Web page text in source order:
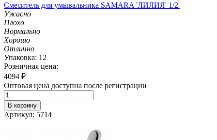
Смеситель для умывальника SAMARA 'ЛИЛИЯ' 1/2'
Ужасно
Плохо
Нормально
Хорошо
Отлично
Упаковка: 12
Розничная цена:
4094 ₽
Оптовая цена доступна после регистрации
В корзину
Артикул: 5714